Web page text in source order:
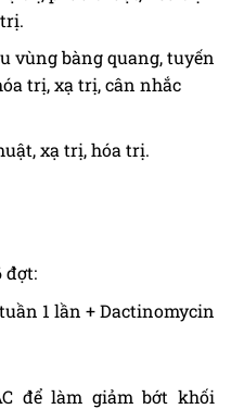
vùng bàng quang, tuyến
trị, xạ trị, cân nhắc
xạ trị, hóa trị.
đợt:
1 lần + Dactinomycin
để làm giảm bớt khối